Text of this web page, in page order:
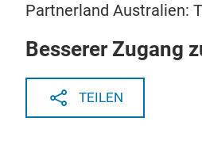
Partnerland Australien:
Besserer Zugang
TEILEN